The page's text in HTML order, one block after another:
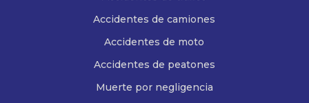
Accidentes de camiones
Accidentes de moto
Accidentes de peatones
Muerte por negligencia